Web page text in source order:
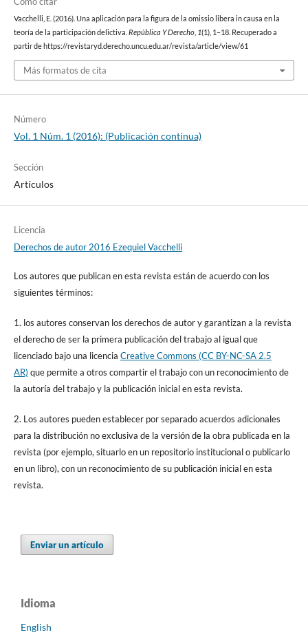
Vacchelli, E. (2016). Una aplicación para la figura de la omissio libera in causa en la
teoría de la participación delictiva. República Y Derecho, 1(1), 1–18. Recuperado a
partir de https://revistaryd.derecho.uncu.edu.ar/revista/article/view/61
Más formatos de cita
Número
Vol. 1 Núm. 1 (2016): (Publicación continua)
Sección
Artículos
Licencia
Derechos de autor 2016 Ezequiel Vacchelli
Los autores que publican en esta revista están de acuerdo con los
siguientes términos:
1. los autores conservan los derechos de autor y garantizan a la revista
el derecho de ser la primera publicación del trabajo al igual que
licenciado bajo una licencia Creative Commons (CC BY-NC-SA 2.5
AR) que permite a otros compartir el trabajo con un reconocimiento de
la autoría del trabajo y la publicación inicial en esta revista.
2. Los autores pueden establecer por separado acuerdos adicionales
para la distribución no exclusiva de la versión de la obra publicada en la
revista (por ejemplo, situarlo en un repositorio institucional o publicarlo
en un libro), con un reconocimiento de su publicación inicial en esta
revista.
Enviar un artículo
Idioma
English